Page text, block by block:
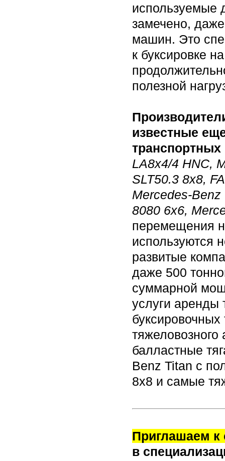
используемые
замечено,
машин. Это
к буксировке
полезной
известные
LA8x4/4 HNC,
SLT50.3 8x8,
Mercedes-
8080 6x6,
перемещения
используются
развитые
даже 500
суммарной
услуги аренды
балластные
Benz Titan с
8х8 и самые
Приглашаем к
в